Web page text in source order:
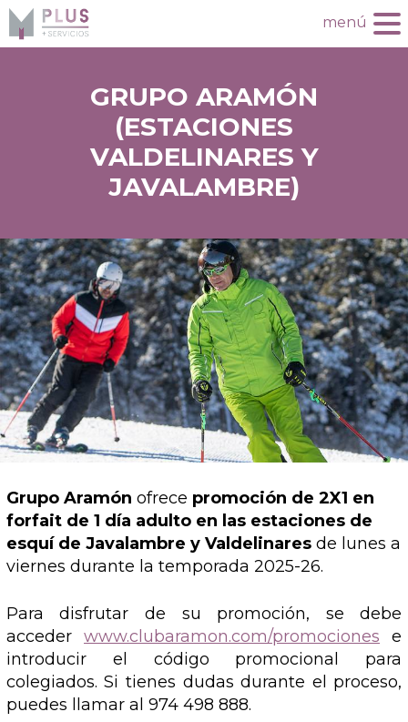
menú
GRUPO ARAMÓN
(ESTACIONES
VALDELINARES Y
JAVALAMBRE)
Grupo Aramón ofrece promoción de 2X1 en
forfait de 1 día adulto en las estaciones de
esquí de Javalambre y Valdelinares de lunes a
viernes durante la temporada 2025-26.
Para disfrutar de su promoción, se debe
acceder
www.clubaramon.com/promociones e
introducir el código promocional para
colegiados. Si tienes dudas durante el proceso,
puedes llamar al 974 498 888.